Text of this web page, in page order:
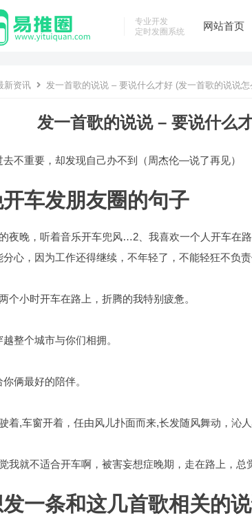
专业开发
定时发圈系统
网站首页
新资讯 发一首歌的说说 – 要说什么才好 (发一首歌的说说怎
发一首歌的说说 – 要说什么
去不重要，却发现自己办不到（周杰伦—说了再见）
车发朋友圈的句子
夜晚，听着音乐开车兜风…2、我喜欢一个人开车在
分心，因为工作还得继续，不年轻了，不能轻狂不负责
个小时开车在路上，折腾的我特别疲惫。
整个城市与你们相拥。
俩最好的陪伴。
着,车窗开着，任由风儿扑面而来,长发随风舞动，沁
我就不适合开车啊，被害妄想症晚期，走在路上，总
一条和这几首歌相关的